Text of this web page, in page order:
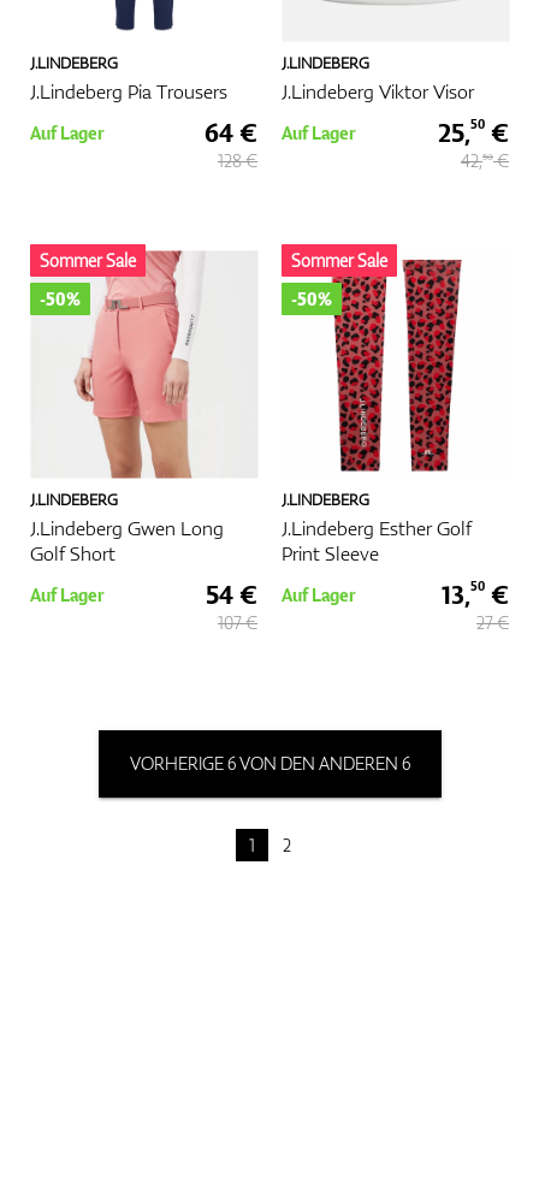
J.LINDEBERG
J.Lindeberg Pia Trousers
Auf Lager 64 €
128 €
J.LINDEBERG
J.Lindeberg Viktor Visor
Auf Lager 25,50 €
42,50€
J.LINDEBERG
J.Lindeberg Gwen Long
Golf Short
Sommer Sale
-50%
Auf Lager 54 €
107 €
J.LINDEBERG
J.Lindeberg Esther Golf
Print Sleeve
Sommer Sale
-50%
Auf Lager 13,50 €
27 €
VORHERIGE 6 VON DEN ANDEREN 6
1 2